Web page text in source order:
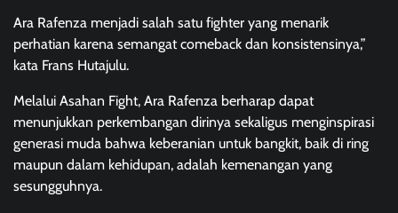
Ara Rafenza menjadi salah satu fighter yang menarik
perhatian karena semangat comeback dan konsistensinya,”
kata Frans Hutajulu.
Melalui Asahan Fight, Ara Rafenza berharap dapat
menunjukkan perkembangan dirinya sekaligus menginspirasi
generasi muda bahwa keberanian untuk bangkit, baik di ring
maupun dalam kehidupan, adalah kemenangan yang
sesungguhnya.